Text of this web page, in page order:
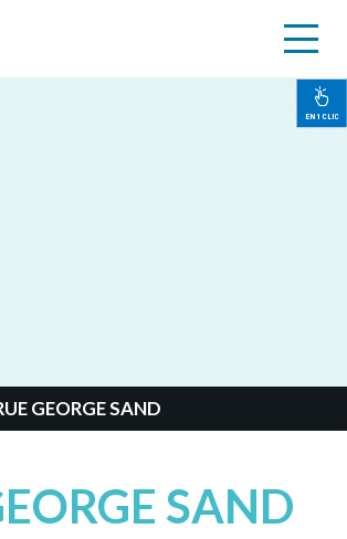
EN 1 CLIC
GEORGE SAND
SAND